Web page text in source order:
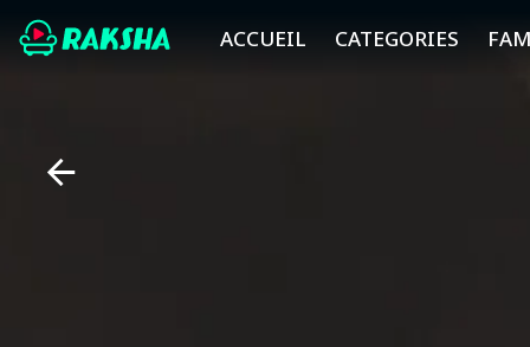
ACCUEIL CATEGORIES